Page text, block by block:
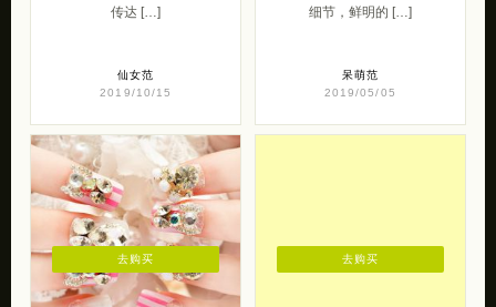
传达 […]
仙女范
2019/10/15
细节，鲜明的 […]
呆萌范
2019/05/05
去购买 去购买